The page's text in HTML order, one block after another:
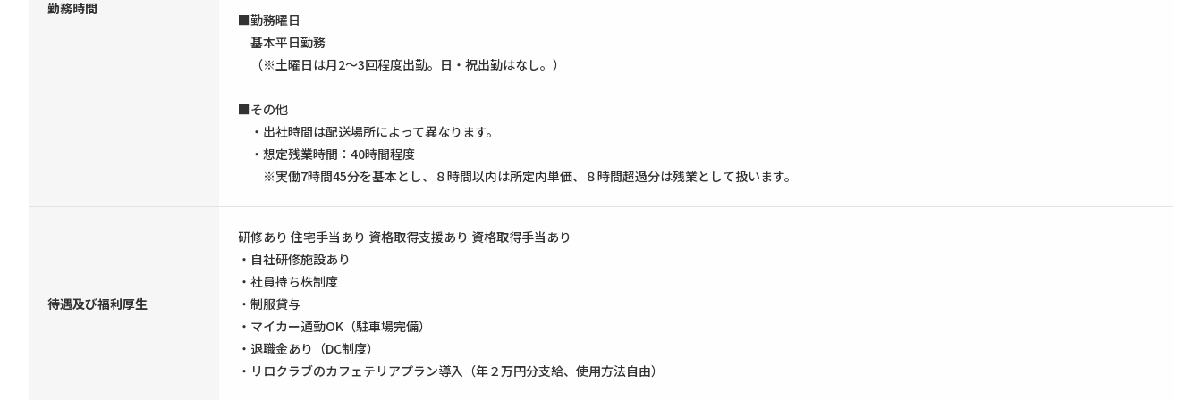
勤務時間
■勤務曜日
基本平日勤務
（※土曜日は月2〜3回程度出勤。日・祝出勤はなし。）
■その他
・出社時間は配送場所によって異なります。
・想定残業時間：40時間程度
※実働7時間45分を基本とし、８時間以内は所定内単価、８時間超過分は残業として扱います。
待遇及び福利厚生
研修あり 住宅手当あり 資格取得支援あり 資格取得手当あり
・自社研修施設あり
・社員持ち株制度
・制服貸与
・マイカー通勤OK（駐車場完備）
・退職金あり（DC制度）
・リロクラブのカフェテリアプラン導入（年２万円分支給、使用方法自由）